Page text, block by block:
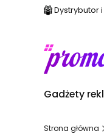
Dystrybutor
Gadżety
Strona główna